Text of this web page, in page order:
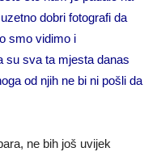
dobri fotografi da
smo vidimo i
su sva ta mjesta danas
od njih ne bi ni pošli da
ne bih još uvijek